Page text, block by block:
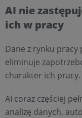
AI nie
ich w pracy
Dane z rynku pracy
eliminuje
charakter ich pracy.
AI coraz częściej
analizę danych,